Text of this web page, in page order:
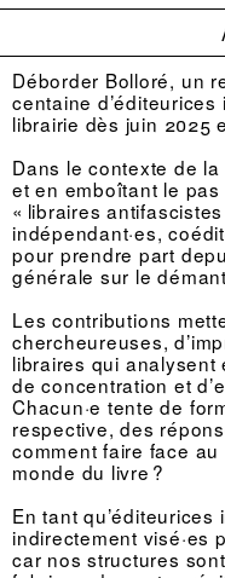
Déborder Bolloré, un
centaine
librairie dès juin 2025
Dans le contexte de
et en emboîtant le
« libraires
indépendant·es,
pour prendre part
générale sur le
Les contributions
chercheureuses,
libraires qui
de concentration et
Chacun·e tente de
respective, des
comment faire face
monde du livre ?
En tant
indirectement visé·es
car nos structures